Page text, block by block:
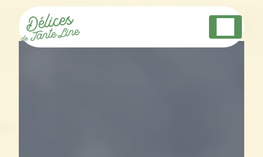
Panneau de gestion des cookies